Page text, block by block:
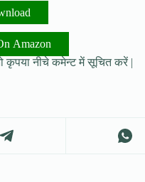
Amazon
कृपया नीचे कमेन्ट में सूचित करें |